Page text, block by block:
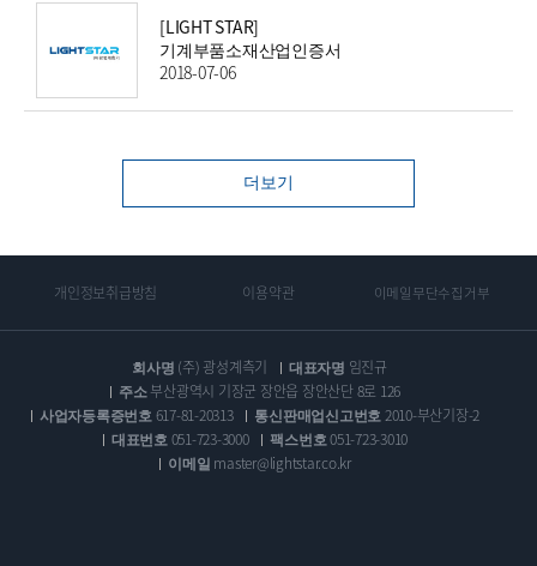
[LIGHT STAR]
기계부품소재산업인증서
2018-07-06
더보기
개인정보취급방침 이용약관 이메일무단수집거부
회사명 (주) 광성계측기 대표자명 임진규
주소부산광역시 기장군 장안읍 장안산단 8로 126
사업자등록증번호617-81-20313 통신판매업신고번호2010-부산기장-2
대표번호051-723-3000 팩스번호051-723-3010
이메일 master@lightstar.co.kr